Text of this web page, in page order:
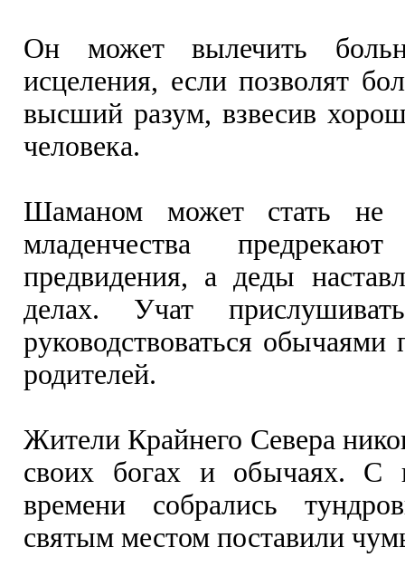
Он может вылечить
исцеления, если позволят
высший разум, взвесив
человека.
Шаманом может стать
младенчества
предвидения, а деды
делах. Учат
руководствоваться обычаями
родителей.
Жители Крайнего Севера
своих богах и обычаях. С
времени собрались
святым местом поставили